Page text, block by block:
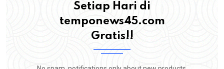
Setiap Hari di
temponews45.com
Gratis!!